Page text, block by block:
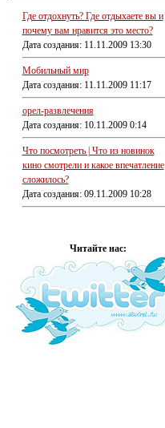
Где отдохнуть? Где отдыхаете вы и
почему вам нравится это место?
Дата создания: 11.11.2009 13:30
Мобильный мир
Дата создания: 11.11.2009 11:17
орел-развлечения
Дата создания: 10.11.2009 0:14
Что посмотреть | Что из новинок
кино смотрели и какое впечатление
сложилось?
Дата создания: 09.11.2009 10:28
Читайте нас: